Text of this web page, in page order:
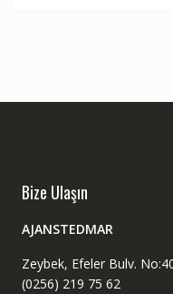
Bize Ulaşın
AJANSTEDMAR
Zeybek, Efeler Bulv.
(0256) 219 75 62